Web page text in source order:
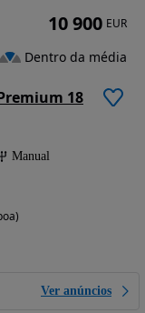
18
Manual
Ver anúncios
10 900 EUR
Dentro da média